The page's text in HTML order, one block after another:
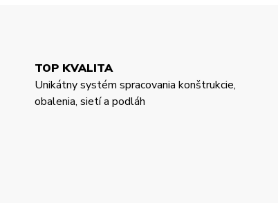
TOP KVALITA
Unikátny systém spracovania konštrukcie,
obalenia, sietí a podláh